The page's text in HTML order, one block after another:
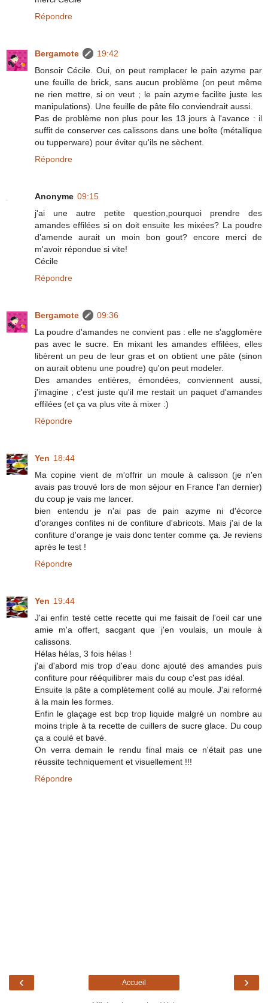
Répondre
Bergamote
19:42
Bonsoir Cécile. Oui, on peut remplacer le pain azyme par
une feuille de brick, sans aucun problème (on peut même
ne rien mettre, si on veut ; le pain azyme facilite juste les
manipulations). Une feuille de pâte filo conviendrait aussi.
Pas de problème non plus pour les 13 jours à l'avance : il
suffit de conserver ces calissons dans une boîte (métallique
ou tupperware) pour éviter qu'ils ne sèchent.
Répondre
Anonyme 09:15
j'ai une autre petite question,pourquoi prendre des
amandes effilées si on doit ensuite les mixées? La poudre
d'amende aurait un moin bon gout? encore merci de
m'avoir répondue si vite!
Cécile
Répondre
Bergamote
09:36
La poudre d'amandes ne convient pas : elle ne s'agglomère
pas avec le sucre. En mixant les amandes effilées, elles
libèrent un peu de leur gras et on obtient une pâte (sinon
on aurait obtenu une poudre) qu'on peut modeler.
Des amandes entières, émondées, conviennent aussi,
j'imagine ; c'est juste qu'il me restait un paquet d'amandes
effilées (et ça va plus vite à mixer :)
Répondre
Yen 18:44
Ma copine vient de m'offrir un moule à calisson (je n'en
avais pas trouvé lors de mon séjour en France l'an dernier)
du coup je vais me lancer.
bien entendu je n'ai pas de pain azyme ni d'écorce
d'oranges confites ni de confiture d'abricots. Mais j'ai de la
confiture d'orange je vais donc tenter comme ça. Je reviens
après le test !
Répondre
Yen 19:44
J'ai enfin testé cette recette qui me faisait de l'oeil car une
amie m'a offert, sacgant que j'en voulais, un moule à
calissons.
Hélas hélas, 3 fois hélas !
j'ai d'abord mis trop d'eau donc ajouté des amandes puis
confiture pour rééquilibrer mais du coup c'est pas idéal.
Ensuite la pâte a complètement collé au moule. J'ai reformé
à la main les formes.
Enfin le glaçage est bcp trop liquide malgré un nombre au
moins triple à ta recette de cuillers de sucre glace. Du coup
ça a coulé et bavé.
On verra demain le rendu final mais ce n'était pas une
réussite techniquement et visuellement !!!
Répondre
‹ ›
Accueil